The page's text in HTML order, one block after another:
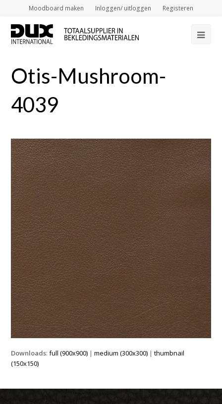
Moodboard maken Inloggen/ uitloggen Registeren
Otis-Mushroom-
4039
Downloads:full (900x900) |medium (300x300) |thumbnail
(150x150)